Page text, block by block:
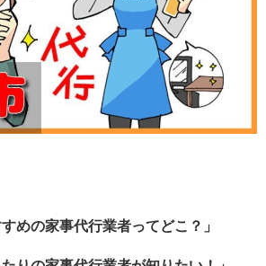
めの家事代行業者ってどこ？」